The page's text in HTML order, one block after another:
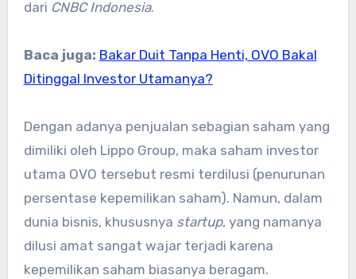
dari CNBC Indonesia.
Baca juga: Bakar Duit Tanpa Henti, OVO Bakal
Ditinggal Investor Utamanya?
Dengan adanya penjualan sebagian saham yang
dimiliki oleh Lippo Group, maka saham investor
utama OVO tersebut resmi terdilusi (penurunan
persentase kepemilikan saham). Namun, dalam
dunia bisnis, khususnya startup, yang namanya
dilusi amat sangat wajar terjadi karena
kepemilikan saham biasanya beragam.